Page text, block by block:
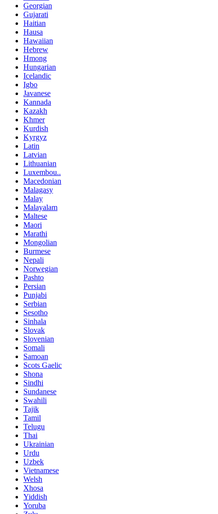
Georgian
Gujarati
Haitian
Hausa
Hawaiian
Hebrew
Hmong
Hungarian
Icelandic
Igbo
Javanese
Kannada
Kazakh
Khmer
Kurdish
Kyrgyz
Latin
Latvian
Lithuanian
Luxembou..
Macedonian
Malagasy
Malay
Malayalam
Maltese
Maori
Marathi
Mongolian
Burmese
Nepali
Norwegian
Pashto
Persian
Punjabi
Serbian
Sesotho
Sinhala
Slovak
Slovenian
Somali
Samoan
Scots Gaelic
Shona
Sindhi
Sundanese
Swahili
Tajik
Tamil
Telugu
Thai
Ukrainian
Urdu
Uzbek
Vietnamese
Welsh
Xhosa
Yiddish
Yoruba